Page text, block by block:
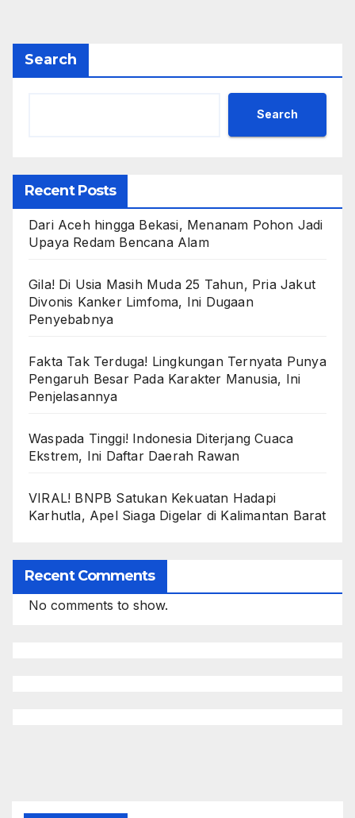
Search
Search
Recent Posts
Dari Aceh hingga Bekasi, Menanam Pohon Jadi
Upaya Redam Bencana Alam
Gila! Di Usia Masih Muda 25 Tahun, Pria Jakut
Divonis Kanker Limfoma, Ini Dugaan
Penyebabnya
Fakta Tak Terduga! Lingkungan Ternyata Punya
Pengaruh Besar Pada Karakter Manusia, Ini
Penjelasannya
Waspada Tinggi! Indonesia Diterjang Cuaca
Ekstrem, Ini Daftar Daerah Rawan
VIRAL! BNPB Satukan Kekuatan Hadapi
Karhutla, Apel Siaga Digelar di Kalimantan Barat
Recent Comments
No comments to show.